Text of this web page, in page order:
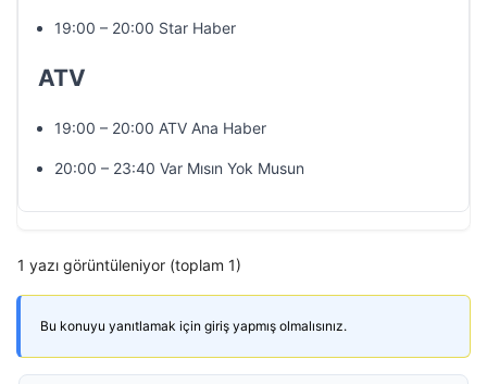
19:00 – 20:00 Star Haber
ATV
19:00 – 20:00 ATV Ana Haber
20:00 – 23:40 Var Mısın Yok Musun
1 yazı görüntüleniyor (toplam 1)
Bu konuyu yanıtlamak için giriş yapmış olmalısınız.